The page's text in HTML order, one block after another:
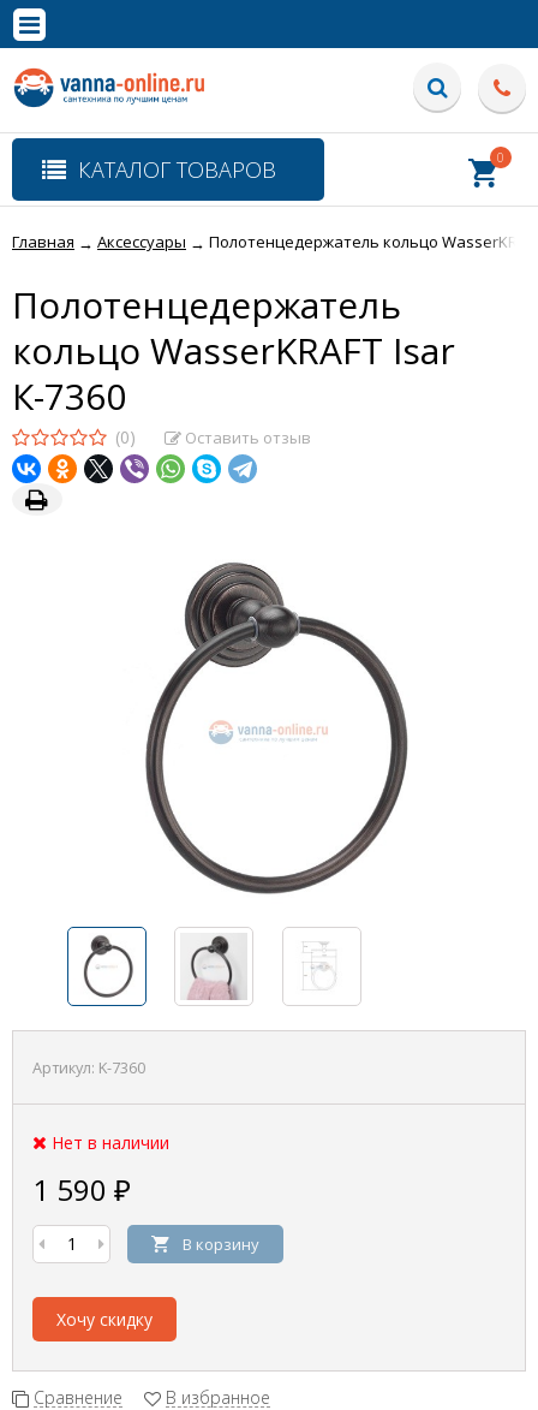
Полная версия сайта
КАТАЛОГ ТОВАРОВ 0
Главная → Аксессуары → Полотенцедержатель кольцо
Полотенцедержатель
кольцо WasserKRAFT Isar
К-7360
(0) Оставить отзыв
Артикул: K-7360
Нет в наличии
1 590 ₽
В корзину
Хочу скидку
Сравнение В избранное